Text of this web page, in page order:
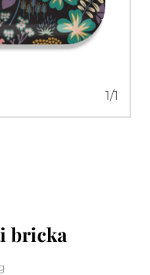
1/1
bricka